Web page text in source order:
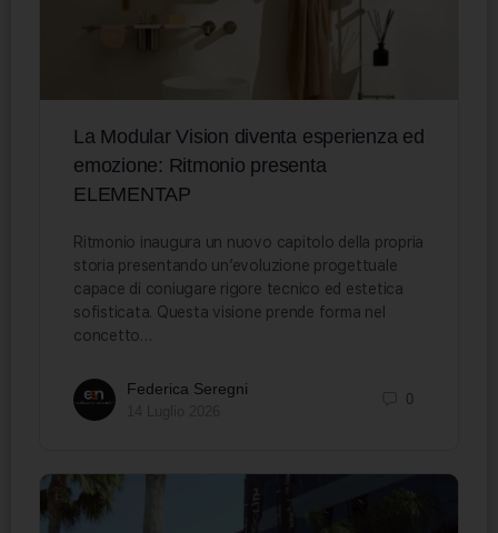
La Modular Vision diventa esperienza ed
emozione: Ritmonio presenta
ELEMENTAP
Ritmonio inaugura un nuovo capitolo della propria
storia presentando un’evoluzione progettuale
capace di coniugare rigore tecnico ed estetica
sofisticata. Questa visione prende forma nel
concetto…
Federica Seregni
0